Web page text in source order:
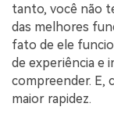
tanto, você não
das melhores
fato de ele
de experiência e
compreender. E,
maior rapidez.